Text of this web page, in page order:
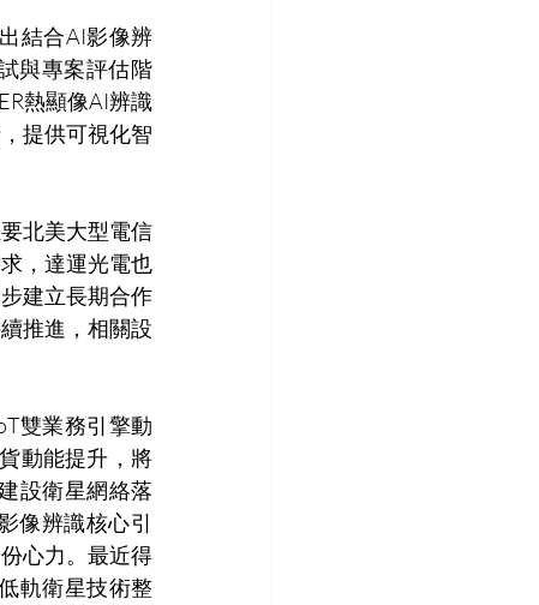
結合AI影像辨
與專案評估階
熱顯像AI辨識
提供可視化智
北美大型電信
，達運光電也
建立長期合作
推進，相關設
雙業務引擎動
動能提升，將
設衛星網絡落
像辨識核心引
心力。最近得
軌衛星技術整